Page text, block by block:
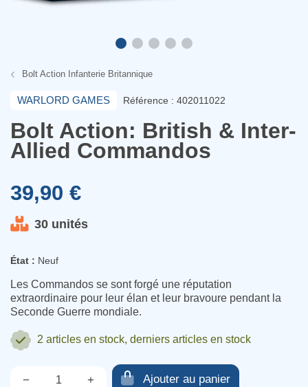
Bolt Action Infanterie Britannique
WARLORD GAMES Référence : 402011022
Bolt Action: British & Inter-
Allied Commandos
39,90 €
30 unités
État : Neuf
Les Commandos se sont forgé une réputation
extraordinaire pour leur élan et leur bravoure pendant la
Seconde Guerre mondiale.
2 articles en stock, derniers articles en stock
− + Ajouter au panier